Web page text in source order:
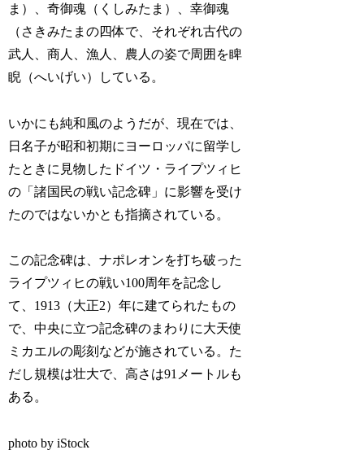
ま）、奇御魂（くしみたま）、幸御魂
（さきみたまの四体で、それぞれ古代の
武人、商人、漁人、農人の姿で周囲を睥
睨（へいげい）している。
いかにも純和風のようだが、現在では、
日名子が昭和初期にヨーロッパに留学し
たときに見物したドイツ・ライプツィヒ
の「諸国民の戦い記念碑」に影響を受け
たのではないかとも指摘されている。
この記念碑は、ナポレオンを打ち破った
ライプツィヒの戦い100周年を記念し
て、1913（大正2）年に建てられたもの
で、中央に立つ記念碑のまわりに大天使
ミカエルの彫刻などが施されている。た
だし規模は壮大で、高さは91メートルも
ある。
photo by iStock